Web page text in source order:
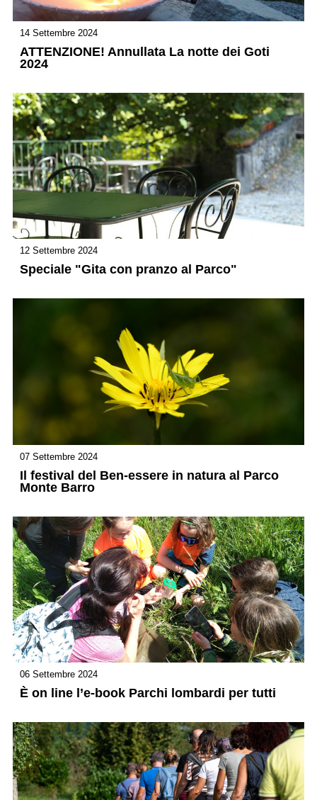
14 Settembre 2024
ATTENZIONE! Annullata La notte dei Goti
2024
12 Settembre 2024
Speciale "Gita con pranzo al Parco"
07 Settembre 2024
Il festival del Ben-essere in natura al Parco
Monte Barro
06 Settembre 2024
È on line l’e-book Parchi lombardi per tutti